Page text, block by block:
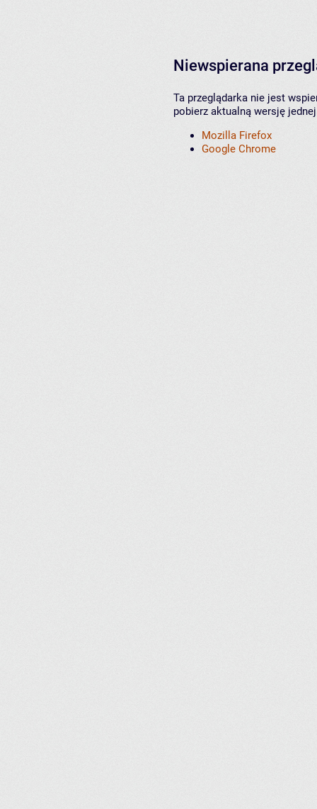
Niewspierana
Ta przeglądarka nie jest
pobierz aktualną wersję
Mozilla Firefox
Google Chrome